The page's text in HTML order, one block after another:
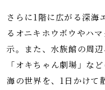
さらに1階に広がる深海
るオニキホウボウやハ
示。また、水族館の周
「オキちゃん劇場」な
海の世界を、1日かけて